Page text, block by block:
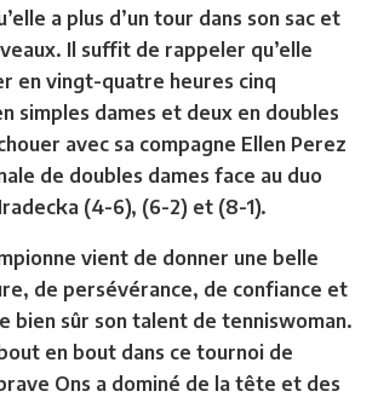
a plus d’un tour dans son sac et
Il suffit de rappeler qu’elle
en vingt-quatre heures cinq
simples dames et deux en doubles
avec sa compagne Ellen Perez
de doubles dames face au duo
(4-6), (6-2) et (8-1).
vient de donner une belle
de persévérance, de confiance et
bien sûr son talent de tenniswoman.
en bout dans ce tournoi de
Ons a dominé de la tête et des